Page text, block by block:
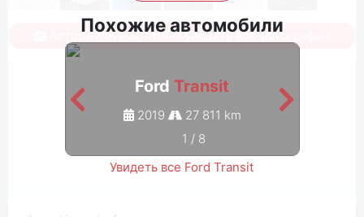
Похожие автомобили
Ford Transit
2019
27 811 km
1 / 8
Увидеть все Ford Transit
Авторизуйтесь, чтобы увидеть все фотографии